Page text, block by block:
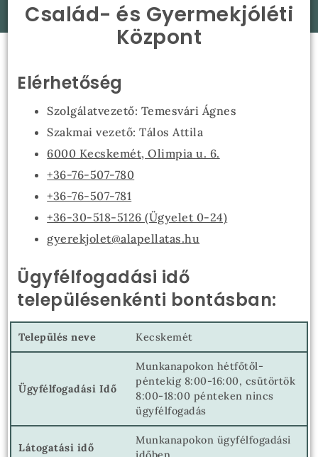
Család- és Gyermekjóléti
Központ
Elérhetőség
Szolgálatvezető: Temesvári Ágnes
Szakmai vezető: Tálos Attila
6000 Kecskemét, Olimpia u. 6.
+36-76-507-780
+36-76-507-781
+36-30-518-5126 (Ügyelet 0-24)
gyerekjolet@alapellatas.hu
Ügyfélfogadási idő
településenkénti bontásban:
Kecskemét
Munkanapokon hétfőtől-
péntekig 8:00-16:00, csütörtök
8:00-18:00 pénteken nincs
ügyfélfogadás
Munkanapokon ügyfélfogadási